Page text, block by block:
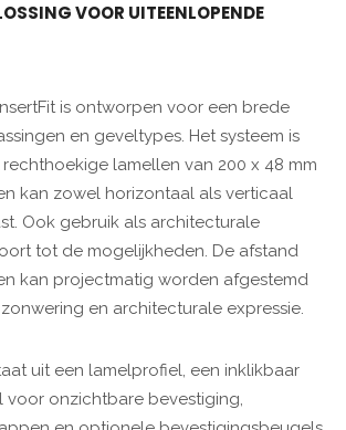
VOOR UITEENLOPENDE
is ontworpen voor een brede
en geveltypes. Het systeem is
lamellen van 200 x 48 mm
kan zowel horizontaal als verticaal
Ook gebruik als architecturale
tot de mogelijkheden. De afstand
kan projectmatig worden afgestemd
en architecturale expressie.
uit een lamelprofiel, een inklikbaar
voor onzichtbare bevestiging,